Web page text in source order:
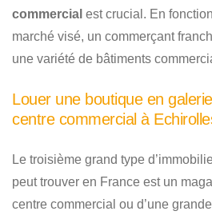
commercial est crucial. En
marché visé, un commerçant
une variété de bâtiments
Louer une boutique en
centre commercial à
Le troisième grand type
peut trouver en France est un
centre commercial ou d’une